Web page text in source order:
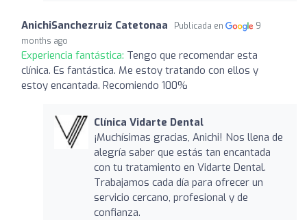
AnichiSanchezruiz Catetonaa Publicada en
9
months ago
Experiencia fantástica: Tengo que recomendar esta
clínica. Es fantástica. Me estoy tratando con ellos y
estoy encantada. Recomiendo 100%
Clínica Vidarte Dental
¡Muchísimas gracias, Anichi! Nos llena de
alegría saber que estás tan encantada
con tu tratamiento en Vidarte Dental.
Trabajamos cada día para ofrecer un
servicio cercano, profesional y de
confianza.